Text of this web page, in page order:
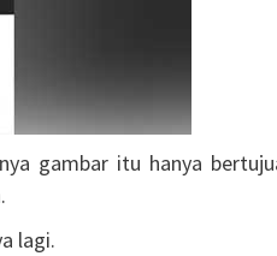
gambar itu hanya
lagi.